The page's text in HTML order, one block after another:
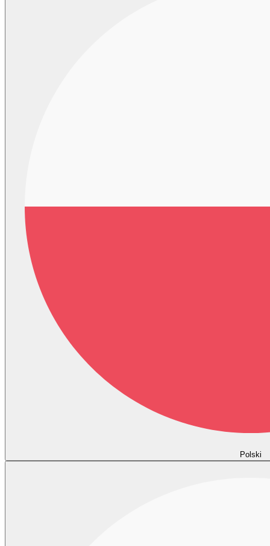
Polski